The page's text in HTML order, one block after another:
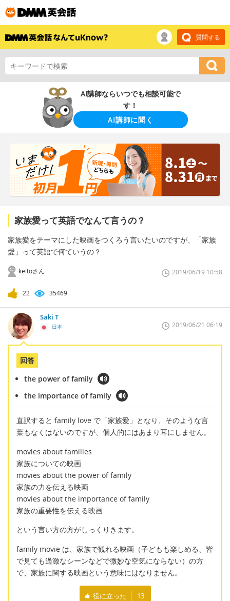
質問する
AI講師ならいつでも相談可能で
す！
AI講師に聞く
家族愛って英語でなんて言うの？
家族愛をテーマにした映画をつくろう言いたいのですが、「家族
愛」って英語で何ていうの？
keitoさん 2019/06/19 10:58
22 35469
Saki T
日本 2019/06/21 06:19
回答
the power of family
the importance of family
直訳すると family love で「家族愛」となり、そのような言
葉もなくはないのですが、個人的にはあまり耳にしません。
movies about families
家族についての映画
movies about the power of family
家族の力を伝える映画
movies about the importance of family
家族の重要性を伝える映画
という言い方の方がしっくりきます。
family movie は、家族で観れる映画（子どもも楽しめる、皆
で見ても過激なシーンなどで微妙な空気にならない）の方
で、家族に関する映画という意味にはなりません。
役に立った 13